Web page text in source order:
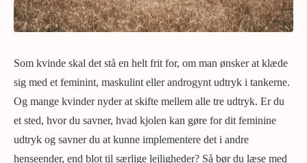
Som kvinde skal det stå en helt frit for, om man ønsker at klæde
sig med et feminint, maskulint eller androgynt udtryk i tankerne.
Og mange kvinder nyder at skifte mellem alle tre udtryk. Er du
et sted, hvor du savner, hvad kjolen kan gøre for dit feminine
udtryk og savner du at kunne implementere det i andre
henseender, end blot til særlige lejligheder? Så bør du læse med